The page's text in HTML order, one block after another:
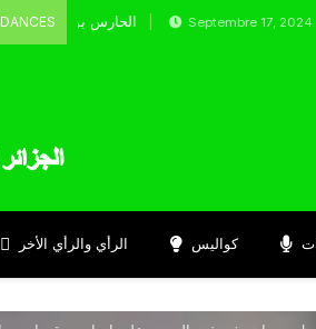
الحارس Septembre 17, 2024
الرأي والرأي الأخر كواليس